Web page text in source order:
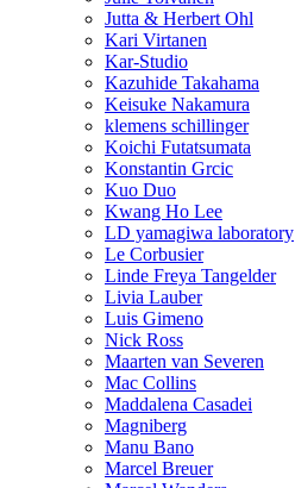
Jutta & Herbert Ohl
Kari Virtanen
Kar-Studio
Kazuhide Takahama
Keisuke Nakamura
klemens schillinger
Koichi Futatsumata
Konstantin Grcic
Kuo Duo
Kwang Ho Lee
LD yamagiwa laboratory
Le Corbusier
Linde Freya Tangelder
Livia Lauber
Luis Gimeno
Nick Ross
Maarten van Severen
Mac Collins
Maddalena Casadei
Magniberg
Manu Bano
Marcel Breuer